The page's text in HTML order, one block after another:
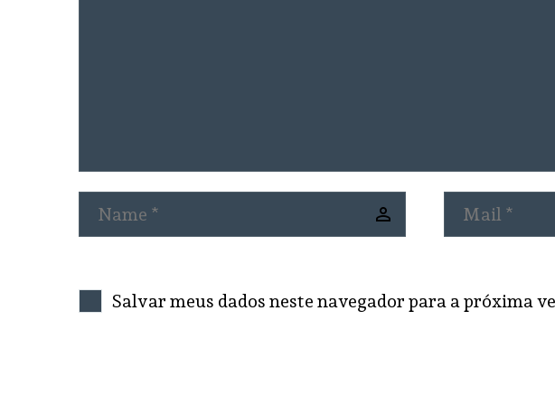
Salvar meus dados neste navegador para a próxima